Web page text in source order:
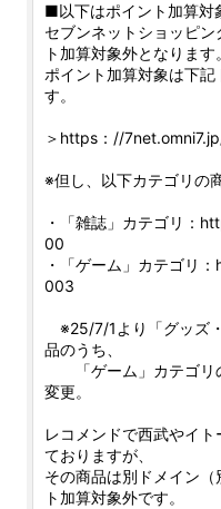
■以下はポイント加算対
セブンネットショッピ
ト加算対象外となります。
ポイント加算対象は下
す。
＞https：//
※但し、以下カテゴリの
・「雑誌」カテゴリ：
00
・「ゲーム」カテゴリ
003
※25/7/1より「グッズ
品のうち、
「ゲーム」カテゴリ
変更。
レコメンドで西武やイ
ておりますが、
その商品は別ドメイン
ト加算対象外です。